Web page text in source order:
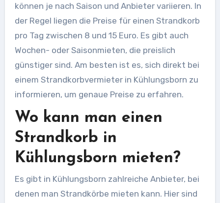
können je nach Saison und Anbieter variieren. In
der Regel liegen die Preise für einen Strandkorb
pro Tag zwischen 8 und 15 Euro. Es gibt auch
Wochen- oder Saisonmieten, die preislich
günstiger sind. Am besten ist es, sich direkt bei
einem Strandkorbvermieter in Kühlungsborn zu
informieren, um genaue Preise zu erfahren.
Wo kann man einen
Strandkorb in
Kühlungsborn mieten?
Es gibt in Kühlungsborn zahlreiche Anbieter, bei
denen man Strandkörbe mieten kann. Hier sind